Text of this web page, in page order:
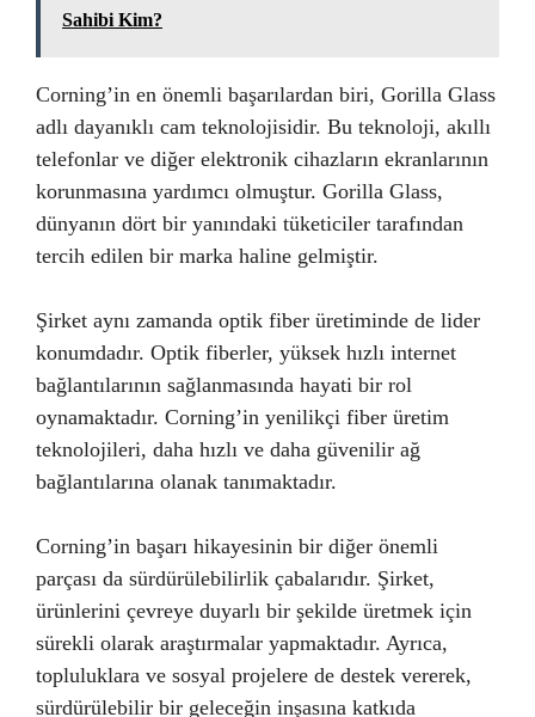
Sahibi Kim?
Corning’in en önemli başarılardan biri, Gorilla Glass
adlı dayanıklı cam teknolojisidir. Bu teknoloji, akıllı
telefonlar ve diğer elektronik cihazların ekranlarının
korunmasına yardımcı olmuştur. Gorilla Glass,
dünyanın dört bir yanındaki tüketiciler tarafından
tercih edilen bir marka haline gelmiştir.
Şirket aynı zamanda optik fiber üretiminde de lider
konumdadır. Optik fiberler, yüksek hızlı internet
bağlantılarının sağlanmasında hayati bir rol
oynamaktadır. Corning’in yenilikçi fiber üretim
teknolojileri, daha hızlı ve daha güvenilir ağ
bağlantılarına olanak tanımaktadır.
Corning’in başarı hikayesinin bir diğer önemli
parçası da sürdürülebilirlik çabalarıdır. Şirket,
ürünlerini çevreye duyarlı bir şekilde üretmek için
sürekli olarak araştırmalar yapmaktadır. Ayrıca,
topluluklara ve sosyal projelere de destek vererek,
sürdürülebilir bir geleceğin inşasına katkıda